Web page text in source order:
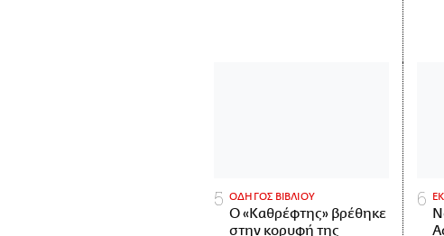
ΟΔΗΓΟΣ ΒΙΒΛΙΟΥ
Ο «Καθρέφτης» βρέθηκε
στην κορυφή της